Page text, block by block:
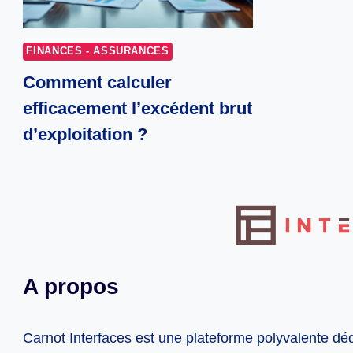
FINANCES - ASSURANCES
Comment calculer
efficacement l’excédent brut
d’exploitation ?
A propos
Carnot Interfaces est une plateforme polyvalente